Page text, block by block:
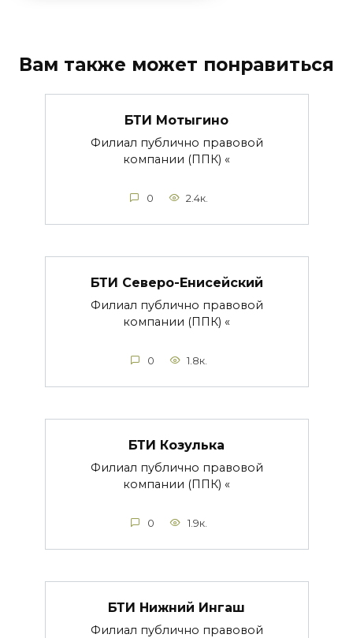
Вам также может понравиться
БТИ Мотыгино
Филиал публично правовой
компании (ППК) «
0 2.4к.
БТИ Северо-Енисейский
Филиал публично правовой
компании (ППК) «
0 1.8к.
БТИ Козулька
Филиал публично правовой
компании (ППК) «
0 1.9к.
БТИ Нижний Ингаш
Филиал публично правовой